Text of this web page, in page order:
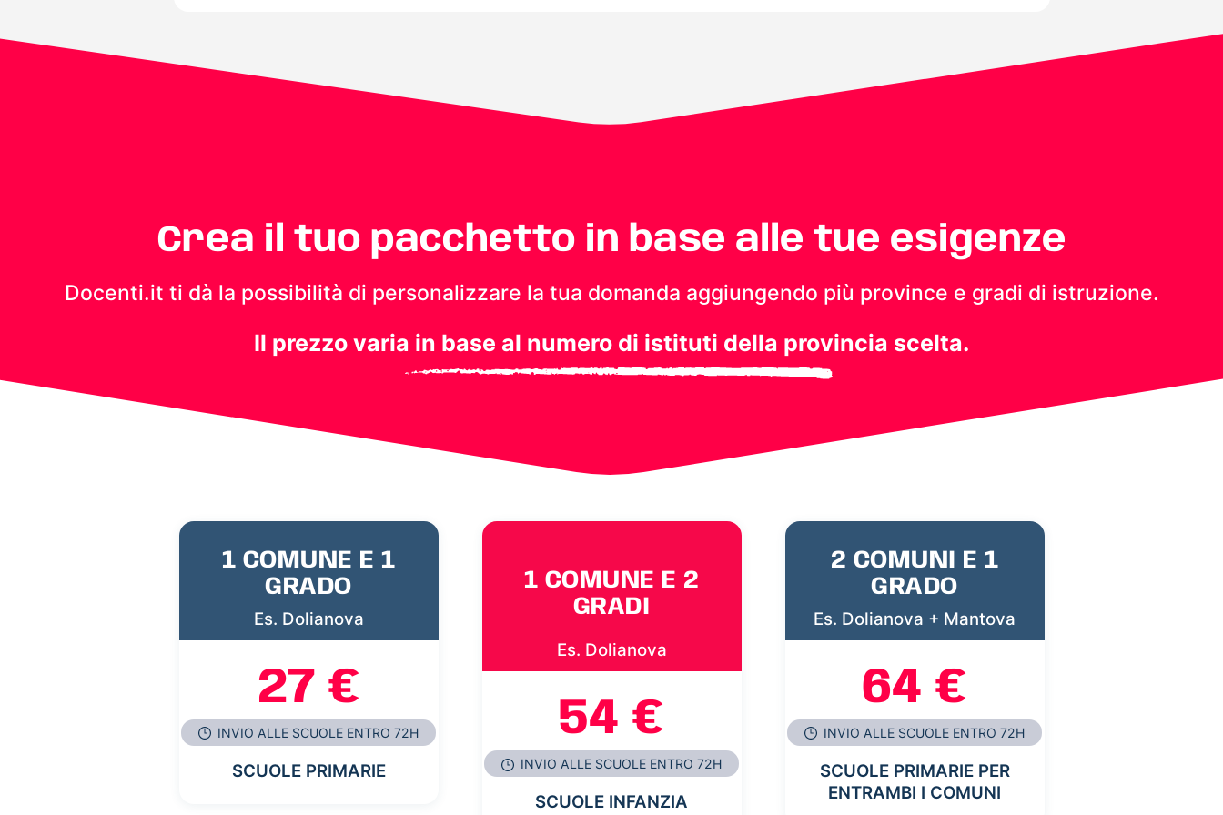
Crea il tuo pacchetto in base alle tue esigenze
Docenti.it ti dà la possibilità di personalizzare la tua domanda aggiungendo più province e gradi di istruzione.
Il prezzo varia in base al numero di istituti della provincia scelta.
1 COMUNE E 1
GRADO
Es. Dolianova
27 €
INVIO ALLE SCUOLE ENTRO 72H
SCUOLE PRIMARIE
1 COMUNE E 2
GRADI
Es. Dolianova
54 €
INVIO ALLE SCUOLE ENTRO 72H
SCUOLE INFANZIA
2 COMUNI E 1
GRADO
Es. Dolianova + Mantova
64 €
INVIO ALLE SCUOLE ENTRO 72H
SCUOLE PRIMARIE PER
ENTRAMBI I COMUNI